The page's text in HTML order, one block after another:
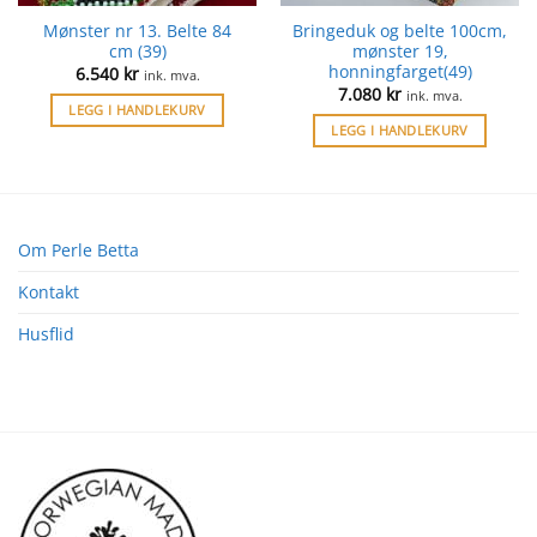
Mønster nr 13. Belte 84
cm (39)
6.540 kr ink. mva.
LEGG I HANDLEKURV
Bringeduk og belte 100cm,
mønster 19,
honningfarget(49)
7.080 kr ink. mva.
LEGG I HANDLEKURV
Om Perle Betta
Kontakt
Husflid